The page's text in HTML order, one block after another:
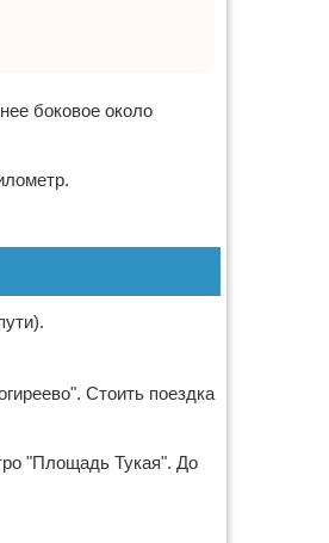
боковое около
Стоить поездка
"Площадь Тукая". До